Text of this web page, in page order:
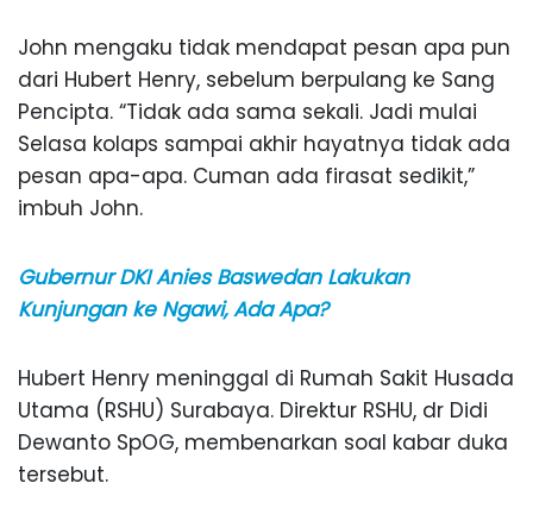
John mengaku tidak mendapat pesan apa pun
dari Hubert Henry, sebelum berpulang ke Sang
Pencipta. “Tidak ada sama sekali. Jadi mulai
Selasa kolaps sampai akhir hayatnya tidak ada
pesan apa-apa. Cuman ada firasat sedikit,”
imbuh John.
Gubernur DKI Anies Baswedan Lakukan
Kunjungan ke Ngawi, Ada Apa?
Hubert Henry meninggal di Rumah Sakit Husada
Utama (RSHU) Surabaya. Direktur RSHU, dr Didi
Dewanto SpOG, membenarkan soal kabar duka
tersebut.